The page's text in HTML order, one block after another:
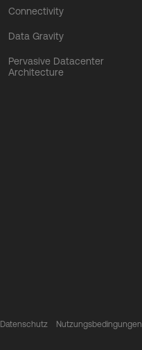
Connectivity
Data Gravity
Pervasive Datacenter
Architecture
Datenschutz Nutzungsbedingungen